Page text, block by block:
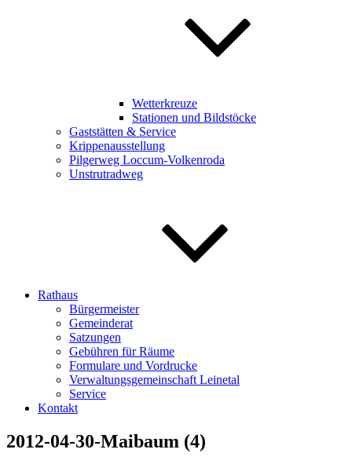
Wetterkreuze
Stationen und Bildstöcke
Gaststätten & Service
Krippenausstellung
Pilgerweg Loccum-Volkenroda
Unstrutradweg
Rathaus
Bürgermeister
Gemeinderat
Satzungen
Gebühren für Räume
Formulare und Vordrucke
Verwaltungsgemeinschaft Leinetal
Service
Kontakt
2012-04-30-Maibaum (4)